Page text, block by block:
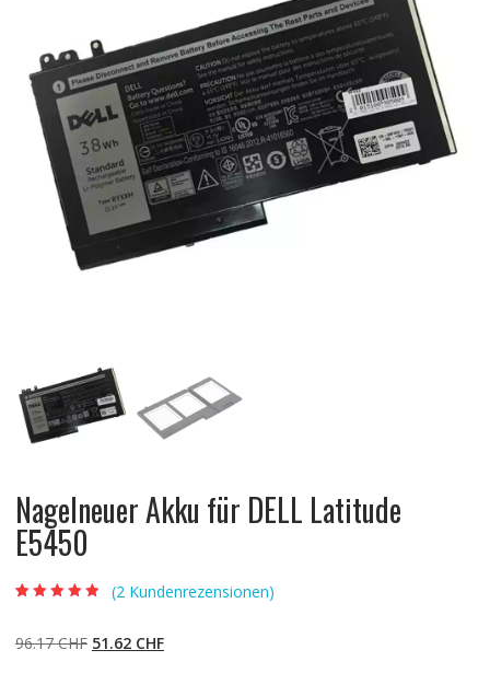
Nagelneuer Akku für DELL Latitude
E5450
basierend auf
Kundenbewert
(2 Kundenrezensionen)
96.17CHF Ursprünglicher
51.62 CHFAktueller